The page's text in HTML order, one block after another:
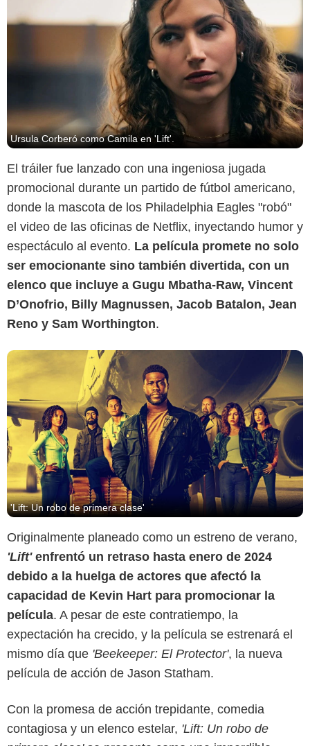
Ursula Corberó como Camila en 'Lift'.
El tráiler fue lanzado con una ingeniosa jugada
promocional durante un partido de fútbol americano,
donde la mascota de los Philadelphia Eagles "robó"
el video de las oficinas de Netflix, inyectando humor y
espectáculo al evento. La película promete no solo
ser emocionante sino también divertida, con un
elenco que incluye a Gugu Mbatha-Raw, Vincent
D’Onofrio, Billy Magnussen, Jacob Batalon, Jean
Reno y Sam Worthington.
Netflix
'Lift: Un robo de primera clase'
Originalmente planeado como un estreno de verano,
'Lift' enfrentó un retraso hasta enero de 2024
debido a la huelga de actores que afectó la
capacidad de Kevin Hart para promocionar la
película. A pesar de este contratiempo, la
expectación ha crecido, y la película se estrenará el
mismo día que 'Beekeeper: El Protector', la nueva
película de acción de Jason Statham.
Con la promesa de acción trepidante, comedia
contagiosa y un elenco estelar, 'Lift: Un robo de